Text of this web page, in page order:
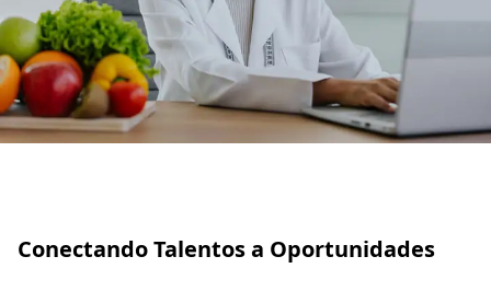
Conectando Talentos a Oportunidades